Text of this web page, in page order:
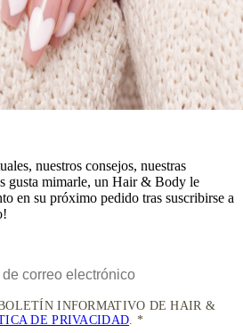
nuestros consejos, nuestras
gusta mimarle, un Hair & Body le
en su próximo pedido tras suscribirse a
INFORMATIVO DE HAIR &
DE PRIVACIDAD